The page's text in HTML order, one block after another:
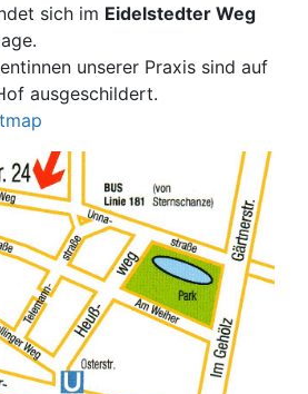
sich im Eidelstedter Weg
unserer Praxis sind auf
ausgeschildert.